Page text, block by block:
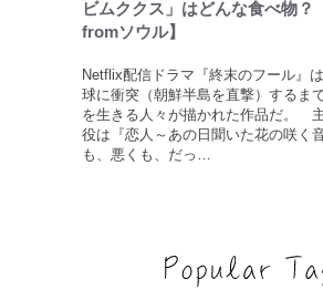
ビムククス」はどんな食べ物？
fromソウル】
Netflix配信ドラマ『終末のフール』
球に衝突（朝鮮半島を直撃）するま
を生きる人々が描かれた作品だ。
役は『恋人～あの日聞いた花の咲く
も、悪くも、だっ…